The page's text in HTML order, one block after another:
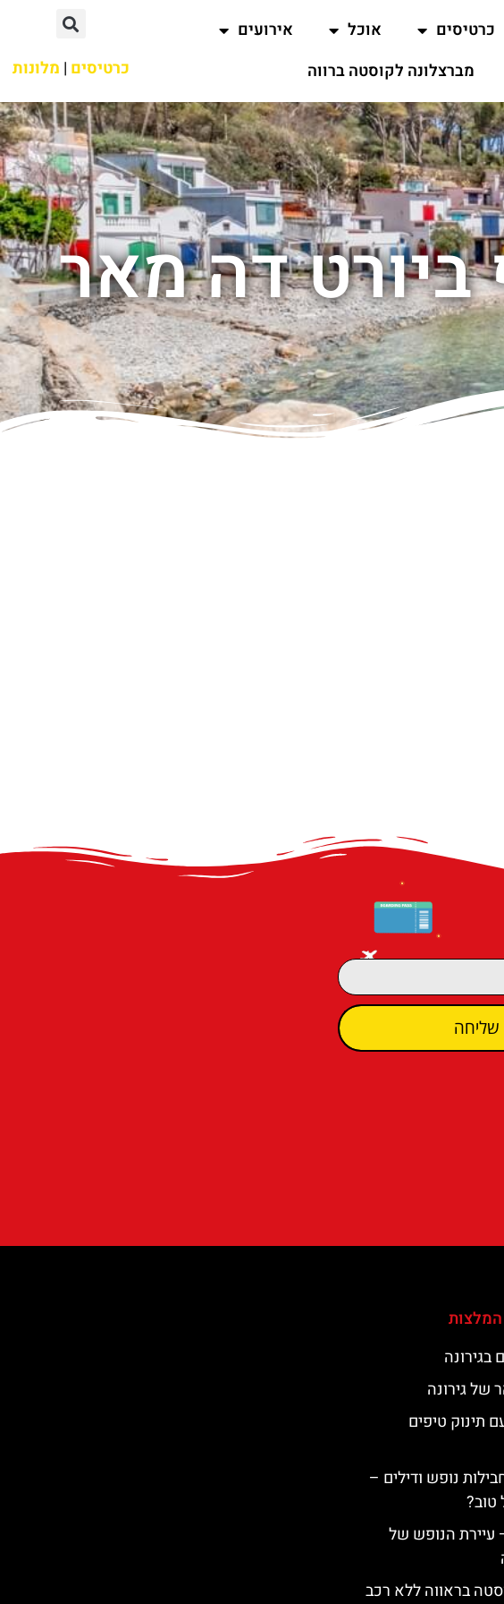
כרטיסים אוכל
אירועים
מברצלונה לקוסטה ברווה כרטיסים | מלונות
ביורט דה מאר
שליחה
המלצות
בגירונה
של גירונה
תינוק טיפים
נופש ודילים –
טוב?
עיירת הנופש של
בראווה ללא רכב